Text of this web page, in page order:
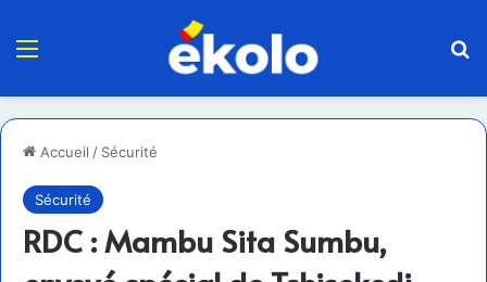
Menu
Accueil / Sécurité
Sécurité
RDC : Mambu Sita Sumbu,